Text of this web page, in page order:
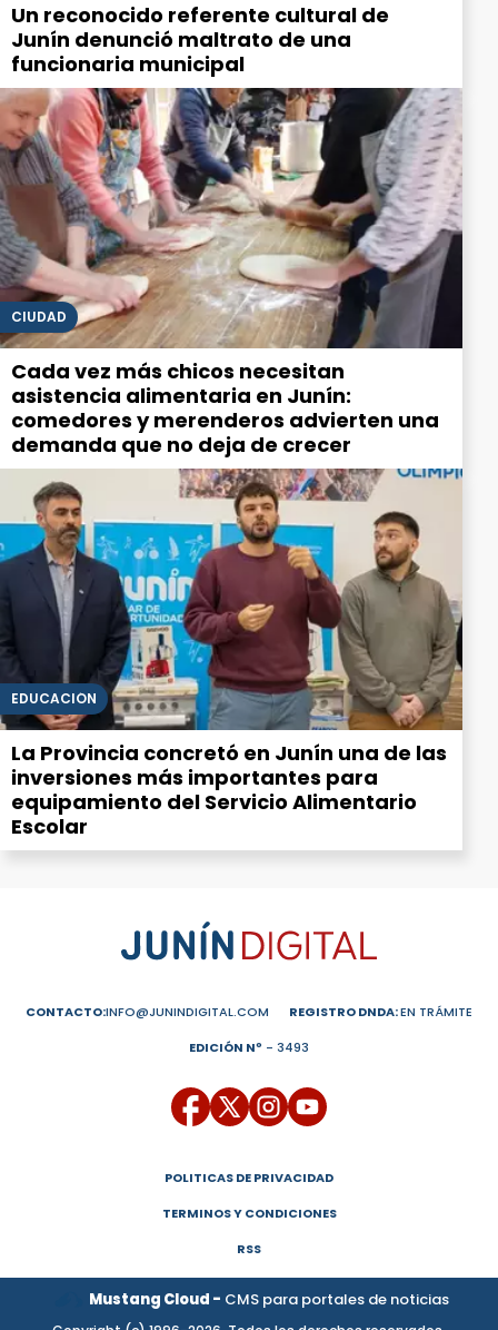
Un reconocido referente cultural de
Junín denunció maltrato de una
funcionaria municipal
CIUDAD
Cada vez más chicos necesitan
asistencia alimentaria en Junín:
comedores y merenderos advierten una
demanda que no deja de crecer
EDUCACIÓN
La Provincia concretó en Junín una de las
inversiones más importantes para
equipamiento del Servicio Alimentario
Escolar
CONTACTO:INFO@JUNINDIGITAL.COM REGISTRO DNDA:EN TRÁMITE
EDICIÓN Nº - 3493
POLITICAS DE PRIVACIDAD
TERMINOS Y CONDICIONES
RSS
Mustang Cloud - CMS para portales de noticias